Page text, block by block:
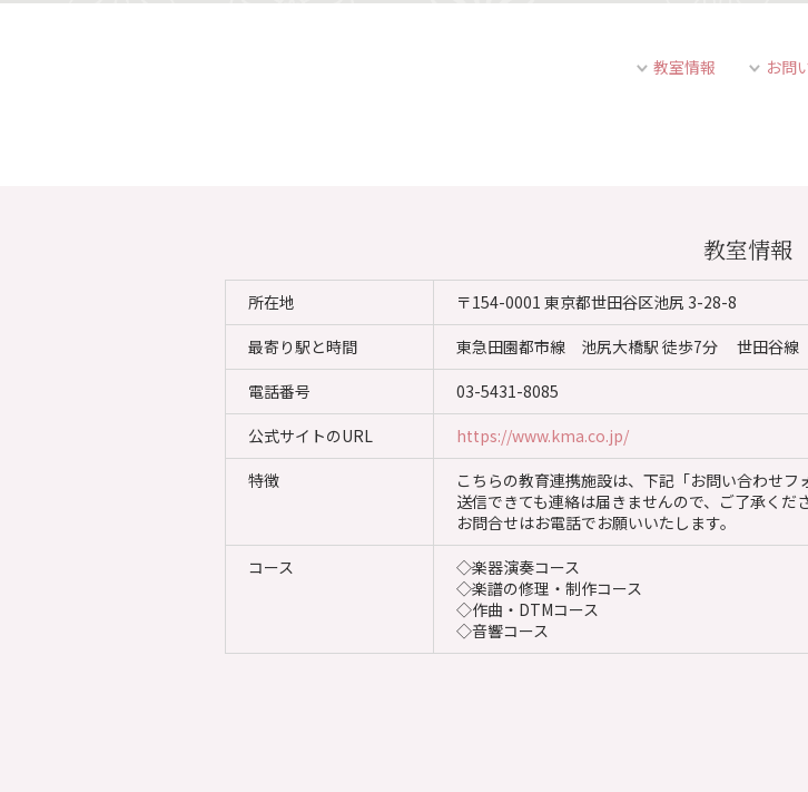
教室情報 お問
教室情報
所在地
〒154-0001 東京都世田谷区池尻 3-28-8
最寄り駅と時間
東急田園都市線 池尻大橋駅 徒歩7分 世田谷
電話番号
03-5431-8085
公式サイトのURL
https://www.kma.co.jp/
特徴
こちらの教育連携施設は、下記「お問い合わせフ
送信できても連絡は届きませんので、ご了承くださ
お問合せはお電話でお願いいたします。
コース
◇楽器演奏コース
◇楽譜の修理・制作コース
◇作曲・DTMコース
◇音響コース